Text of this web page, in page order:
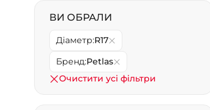
ВИ ОБРАЛИ
Діаметр:R17
Бренд:Petlas
Очистити усі фільтри